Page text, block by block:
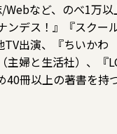
など、のべ1万
デス！』『スクー
TV出演、『ちいか
婦と生活社）、『
冊以上の著書を持